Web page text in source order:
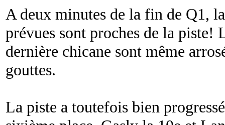
A deux minutes de la fin de Q1,
prévues sont proches de la piste!
dernière chicane sont même
gouttes.
La piste a toutefois bien